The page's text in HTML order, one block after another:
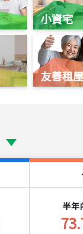
小資宅
友善租
半年